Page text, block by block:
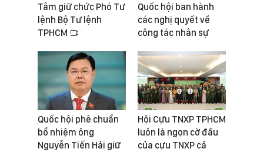
Tâm giữ chức Phó Tư
lệnh Bộ Tư lệnh
TPHCM
Quốc hội ban hành
các nghị quyết về
công tác nhân sự
Quốc hội phê chuẩn
bổ nhiệm ông
Nguyễn Tiến Hải giữ
Hội Cựu TNXP TPHCM
luôn là ngọn cờ đầu
của cựu TNXP cả